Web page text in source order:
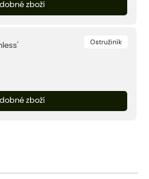
zboží
Ostružiník
zboží